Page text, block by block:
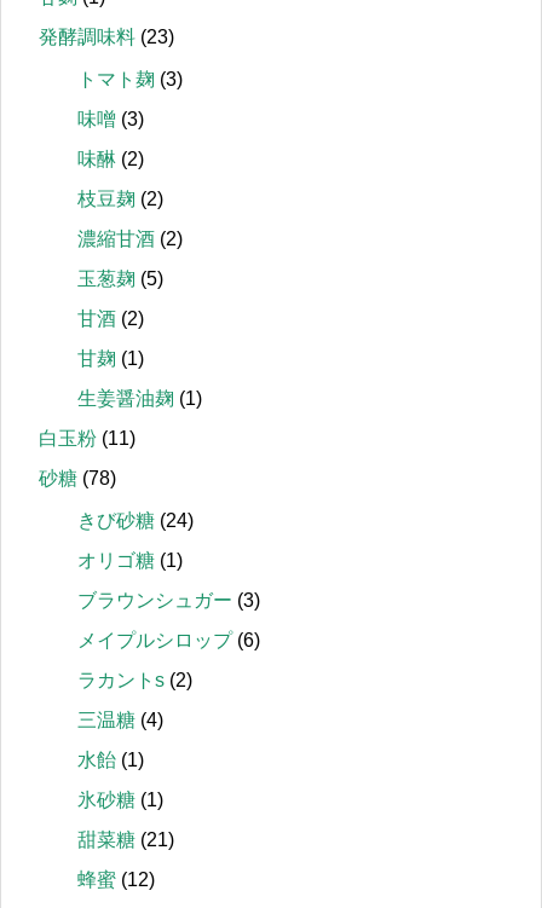
発酵調味料 (23)
トマト麹 (3)
味噌 (3)
味醂 (2)
枝豆麹 (2)
濃縮甘酒 (2)
玉葱麹 (5)
甘酒 (2)
甘麹 (1)
生姜醤油麹 (1)
白玉粉 (11)
砂糖 (78)
きび砂糖 (24)
オリゴ糖 (1)
ブラウンシュガー (3)
メイプルシロップ(6)
ラカントs (2)
三温糖 (4)
水飴 (1)
氷砂糖 (1)
甜菜糖 (21)
蜂蜜 (12)